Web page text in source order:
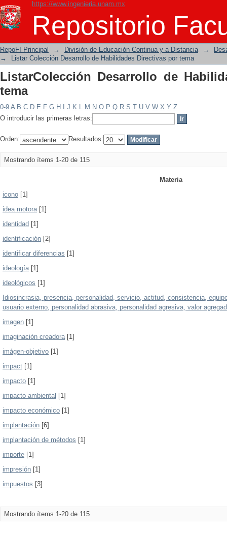
https://www.ingenieria.unam.mx
Repositorio
ListarColección Desarrollo de
RepoFI Principal → División de Educación Continua y a Distancia →
→
Listar Colección Desarrollo de Habilidades Directivas por tema
ListarColección Desarrollo de
tema
0-9 A B C D E F G H J K L M N O P Q R S T U V W X Y Z
O introducir las primeras letras:
Orden: Resultados:
Mostrando ítems 1-20 de 115
Materia
icono [1]
idea motora[1]
identidad [1]
identificación [2]
identificar diferencias [1]
ideología[1]
ideológicos [1]
Idiosincrasia, presencia, personalidad, servicio, actitud, consistencia,
usuario externo, personalidad abrasiva, personalidad agresiva, valor
imagen [1]
imaginación creadora[1]
imágen-objetivo [1]
impact [1]
impacto [1]
impacto ambiental [1]
impacto económico [1]
implantación [6]
implantación de métodos [1]
importe [1]
impresión [1]
impuestos [3]
Mostrando ítems 1-20 de 115